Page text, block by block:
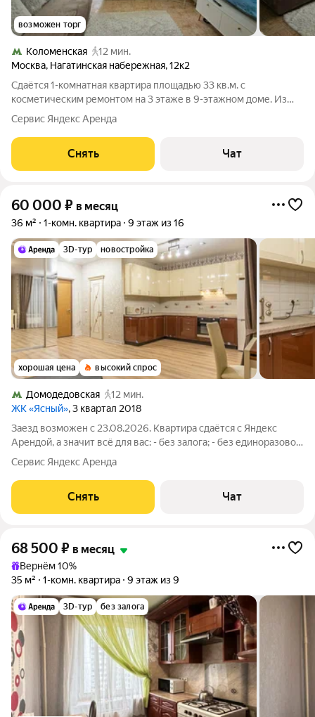
возможен торг
Коломенская
12 мин.
Москва, Нагатинская набережная,12к2
Сдаётся 1-комнатная квартира площадью 33 кв.м. с
косметическим ремонтом на 3 этаже в 9-этажном доме. Из
техники есть: Холодильник Двухконфорочная газовая плита
Микроволновка Чайник Стиральная машина с сушкой Роутер
Сервис Яндекс Аренда
Снять Чат
60 000 ₽ в месяц
36 м² 1-комн. квартира 9 этаж из 16
3D-тур новостройка
хорошая цена высокий спрос
Домодедовская
12 мин.
ЖК «Ясный», 3 квартал 2018
Заезд возможен с 23.08.2026. Квартира сдаётся с Яндекс
Арендой, а значит всё для вас: - без залога; - без единоразовой
комиссии; - с поддержкой от наших специалистов в процессе
проживания. Мы можем показать вам квартиру онлайн это так
же детально,
Сервис Яндекс Аренда
Снять Чат
68 500 ₽ в месяц
Вернём 10%
35 м²
1-комн. квартира 9 этаж из 9
3D-тур без залога